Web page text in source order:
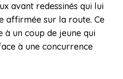
avant redessinés qui lui
affirmée sur la route. Ce
à un coup de jeune qui
à une concurrence